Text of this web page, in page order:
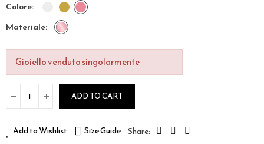
colore
materiale
Gioiello venduto singolarmente
ADD TO CART
Add to Wishlist Size Guide